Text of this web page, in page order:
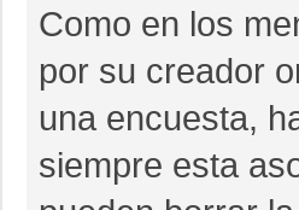
Como en los
por su creador
una encuesta,
siempre esta